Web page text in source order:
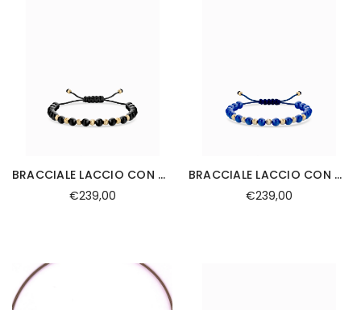
BRACCIALE LACCIO CON CERAMICA NERA IN ORO GIALLO CON PALLINE DIAMANTATE
€239,00
BRACCIALE LACCIO CON CERAMICA BLU IN ORO GIALLO CON PALLINE DIAMANTATE
€239,00